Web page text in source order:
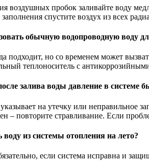
воздушных пробок заливайте воду
спустите воздух из всех
обычную водопроводную воду
подходит, но со временем может
теплоноситель с
залива воды давление в системе
на утечку или неправильное
– повторите стравливание. Если
из системы отопления на лето?
если система исправна и